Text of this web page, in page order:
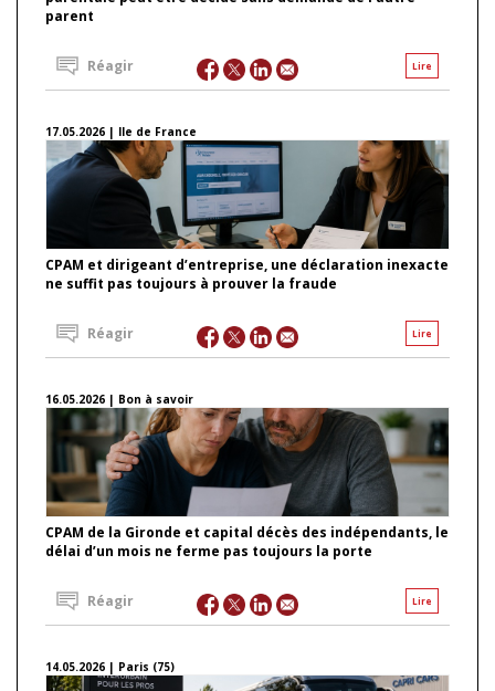
parent
Lire
Réagir
17.05.2026 | Ile de France
CPAM et dirigeant d’entreprise, une déclaration inexacte
ne suffit pas toujours à prouver la fraude
Lire
Réagir
16.05.2026 | Bon à savoir
CPAM de la Gironde et capital décès des indépendants, le
délai d’un mois ne ferme pas toujours la porte
Lire
Réagir
14.05.2026 | Paris (75)